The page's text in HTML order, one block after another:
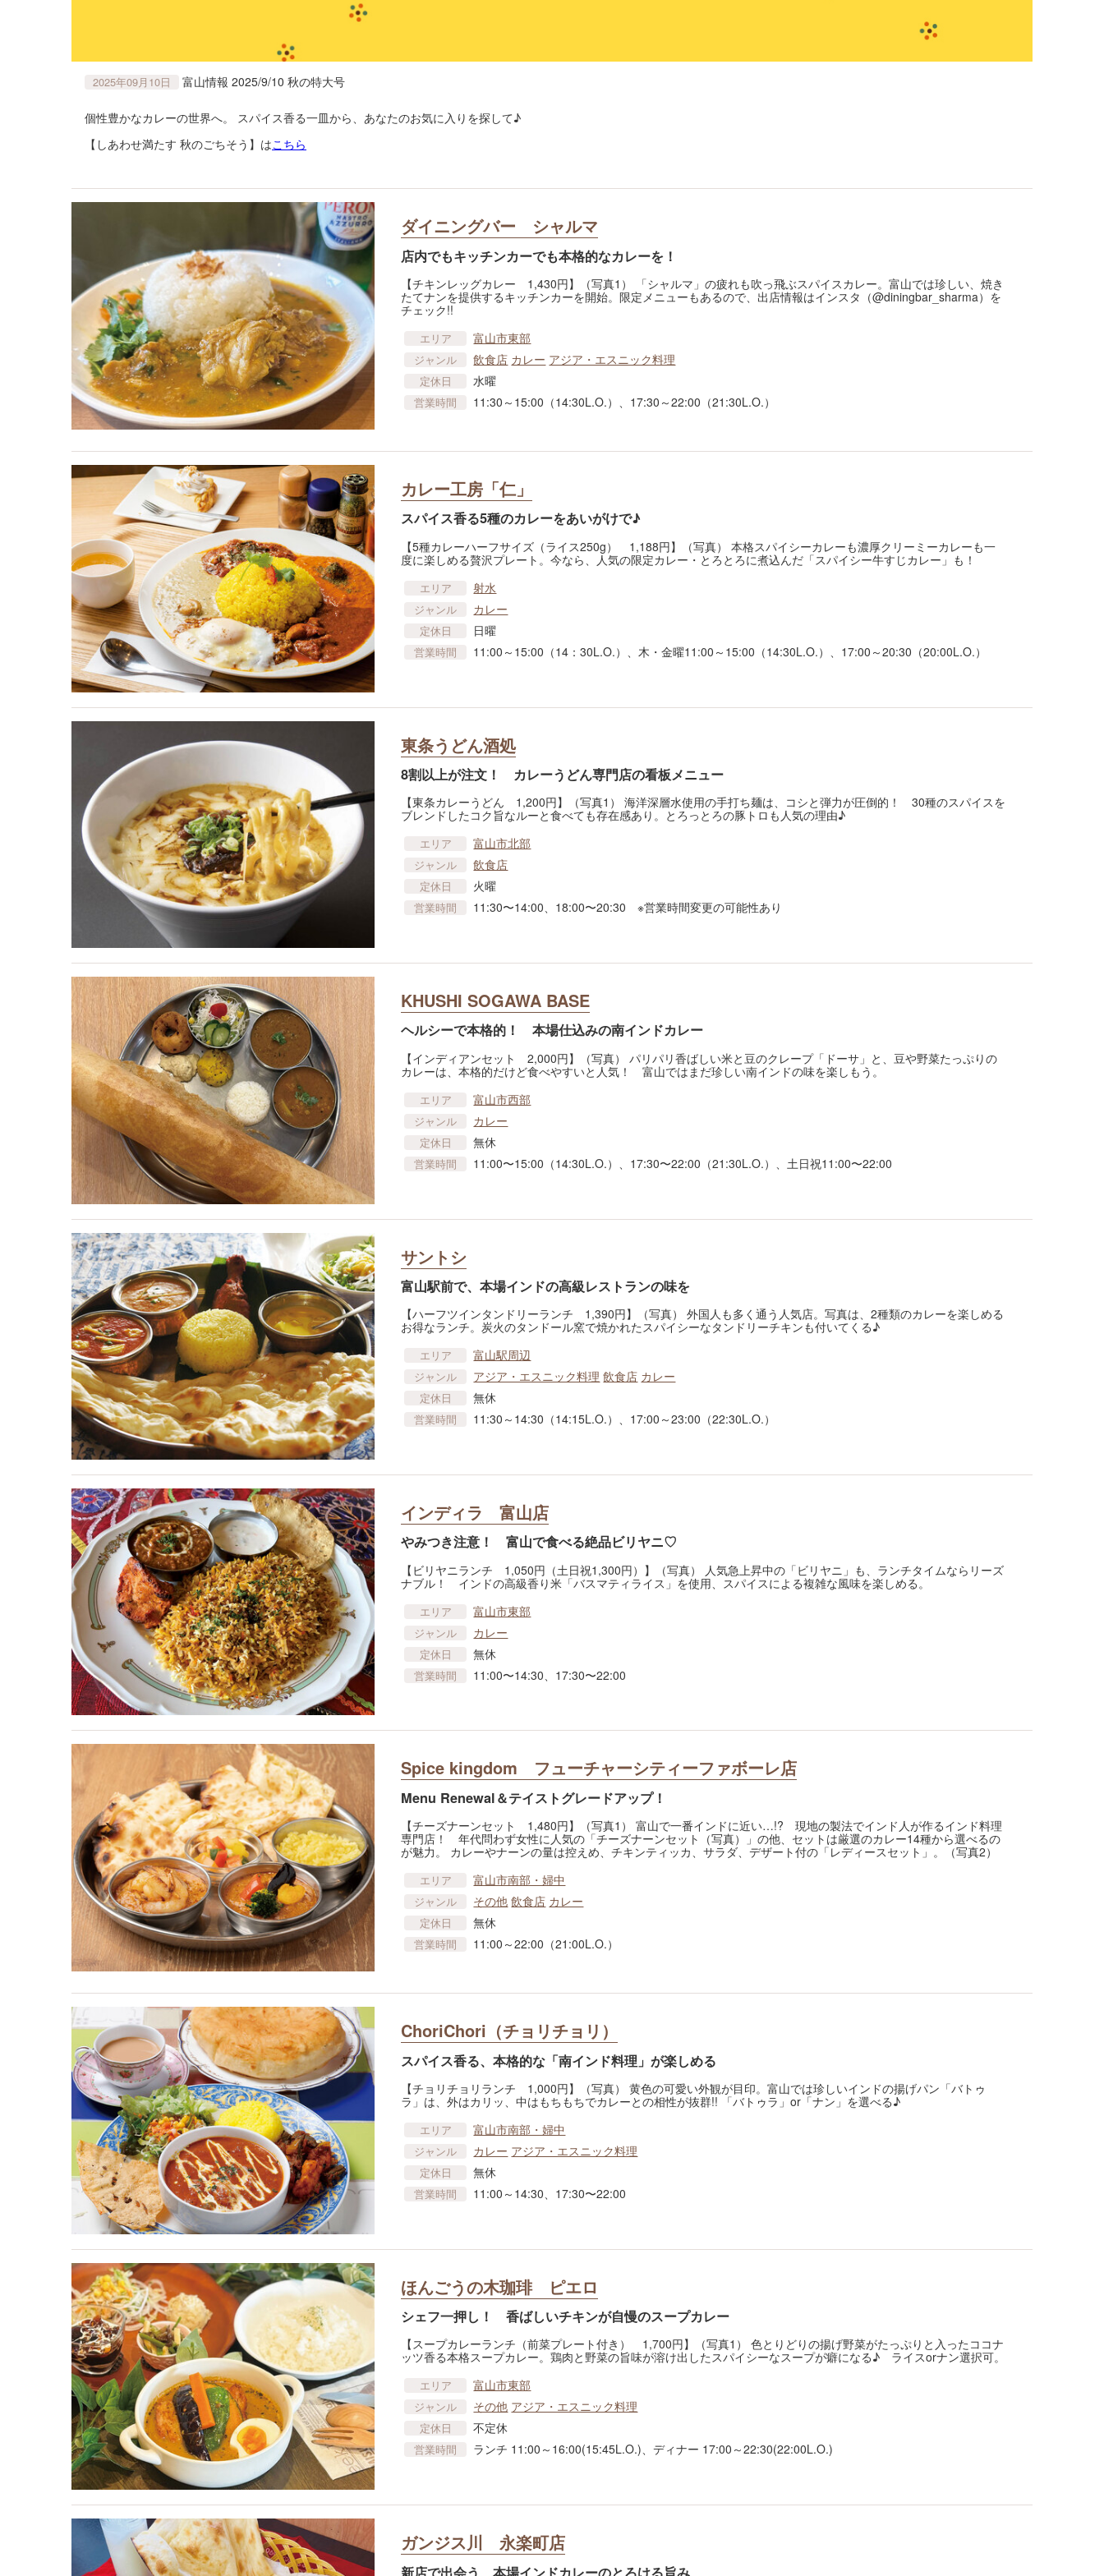
2025年09月10日 富山情報 2025/9/10 秋の特大号
個性豊かなカレーの世界へ。 スパイス香る一皿から、あなたのお気に入りを探して♪
【しあわせ満たす 秋のごちそう】はこちら
ダイニングバー シャルマ
店内でもキッチンカーでも本格的なカレーを！
【チキンレッグカレー 1,430円】（写真1） 「シャルマ」の疲れも吹っ飛ぶスパイスカレー。富山では珍しい、焼き
たてナンを提供するキッチンカーを開始。限定メニューもあるので、出店情報はインスタ（@diningbar_sharma）を
チェック!!
エリア 富山市東部
ジャンル 飲食店 カレー アジア・エスニック料理
定休日 水曜
営業時間 11:30～15:00（14:30L.O.）、17:30～22:00（21:30L.O.）
カレー工房「仁」
スパイス香る5種のカレーをあいがけで♪
【5種カレーハーフサイズ（ライス250g） 1,188円】（写真） 本格スパイシーカレーも濃厚クリーミーカレーも一
度に楽しめる贅沢プレート。今なら、人気の限定カレー・とろとろに煮込んだ「スパイシー牛すじカレー」も！
エリア 射水
ジャンル カレー
定休日 日曜
営業時間 11:00～15:00（14：30L.O.）、木・金曜11:00～15:00（14:30L.O.）、17:00～20:30（20:00L.O.）
東条うどん酒処
8割以上が注文！ カレーうどん専門店の看板メニュー
【東条カレーうどん 1,200円】（写真1） 海洋深層水使用の手打ち麺は、コシと弾力が圧倒的！ 30種のスパイスを
ブレンドしたコク旨なルーと食べても存在感あり。とろっとろの豚トロも人気の理由♪
エリア 富山市北部
ジャンル 飲食店
定休日 火曜
営業時間 11:30〜14:00、18:00〜20:30 ※営業時間変更の可能性あり
KHUSHI SOGAWA BASE
ヘルシーで本格的！ 本場仕込みの南インドカレー
【インディアンセット 2,000円】（写真） パリパリ香ばしい米と豆のクレープ「ドーサ」と、豆や野菜たっぷりの
カレーは、本格的だけど食べやすいと人気！ 富山ではまだ珍しい南インドの味を楽しもう。
エリア 富山市西部
ジャンル カレー
定休日 無休
営業時間 11:00〜15:00（14:30L.O.）、17:30〜22:00（21:30L.O.）、土日祝11:00〜22:00
サントシ
富山駅前で、本場インドの高級レストランの味を
【ハーフツインタンドリーランチ 1,390円】（写真） 外国人も多く通う人気店。写真は、2種類のカレーを楽しめる
お得なランチ。炭火のタンドール窯で焼かれたスパイシーなタンドリーチキンも付いてくる♪
エリア 富山駅周辺
ジャンル アジア・エスニック料理 飲食店 カレー
定休日 無休
営業時間 11:30～14:30（14:15L.O.）、17:00～23:00（22:30L.O.）
インディラ 富山店
やみつき注意！ 富山で食べる絶品ビリヤニ♡
【ビリヤニランチ 1,050円（土日祝1,300円）】（写真） 人気急上昇中の「ビリヤニ」も、ランチタイムならリーズ
ナブル！ インドの高級香り米「バスマティライス」を使用、スパイスによる複雑な風味を楽しめる。
エリア 富山市東部
ジャンル カレー
定休日 無休
営業時間 11:00〜14:30、17:30〜22:00
Spice kingdom フューチャーシティーファボーレ店
Menu Renewal＆テイストグレードアップ！
【チーズナーンセット 1,480円】（写真1） 富山で一番インドに近い…!? 現地の製法でインド人が作るインド料理
専門店！ 年代問わず女性に人気の「チーズナーンセット（写真）」の他、セットは厳選のカレー14種から選べるの
が魅力。 カレーやナーンの量は控えめ、チキンティッカ、サラダ、デザート付の「レディースセット」。（写真2）
エリア 富山市南部・婦中
ジャンル その他 飲食店 カレー
定休日 無休
営業時間 11:00～22:00（21:00L.O.）
ChoriChori（チョリチョリ）
スパイス香る、本格的な「南インド料理」が楽しめる
【チョリチョリランチ 1,000円】（写真） 黄色の可愛い外観が目印。富山では珍しいインドの揚げパン「バトゥ
ラ」は、外はカリッ、中はもちもちでカレーとの相性が抜群!! 「バトゥラ」or「ナン」を選べる♪
エリア 富山市南部・婦中
ジャンル カレー アジア・エスニック料理
定休日 無休
営業時間 11:00～14:30、17:30〜22:00
ほんごうの木珈琲 ピエロ
シェフ一押し！ 香ばしいチキンが自慢のスープカレー
【スープカレーランチ（前菜プレート付き） 1,700円】（写真1） 色とりどりの揚げ野菜がたっぷりと入ったココナ
ッツ香る本格スープカレー。鶏肉と野菜の旨味が溶け出したスパイシーなスープが癖になる♪ ライスorナン選択可。
エリア 富山市東部
ジャンル その他 アジア・エスニック料理
定休日 不定休
営業時間 ランチ 11:00～16:00(15:45L.O.)、ディナー 17:00～22:30(22:00L.O.)
ガンジス川 永楽町店
新店で出会う、本場インドカレーのとろける旨み